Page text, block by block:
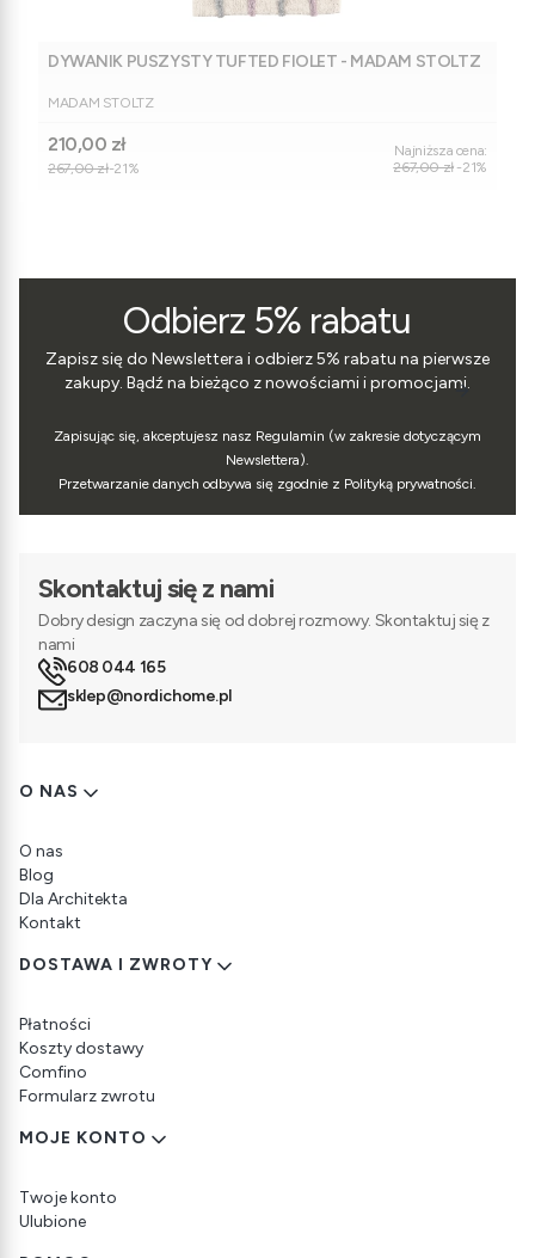
DYWANIK PUSZYSTY TUFTED FIOLET - MADAM STOLTZ
PRODUCENT
MADAM STOLTZ
Cena promocyjna
210,00 zł
267,00 zł-21%
Najniższa cena:
267,00 zł -21%
Odbierz 5% rabatu
Zapisz się do Newslettera i odbierz 5% rabatu na pierwsze
zakupy. Bądź na bieżąco z nowościami i promocjami.
Zapisując się, akceptujesz nasz Regulamin (w zakresie dotyczącym
Newslettera).
Przetwarzanie danych odbywa się zgodnie z Polityką prywatności.
Skontaktuj się z nami
Dobry design zaczyna się od dobrej rozmowy. Skontaktuj się z
nami
608 044 165
sklep@nordichome.pl
Linki w stopce
O NAS
O nas
Blog
Dla Architekta
Kontakt
DOSTAWA I ZWROTY
Płatności
Koszty dostawy
Comfino
Formularz zwrotu
MOJE KONTO
Twoje konto
Ulubione